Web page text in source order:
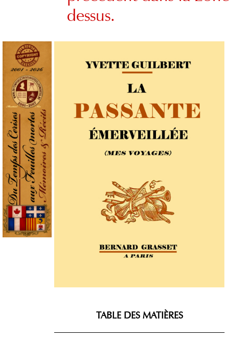
dessus.
TABLE DES MATIÈRES